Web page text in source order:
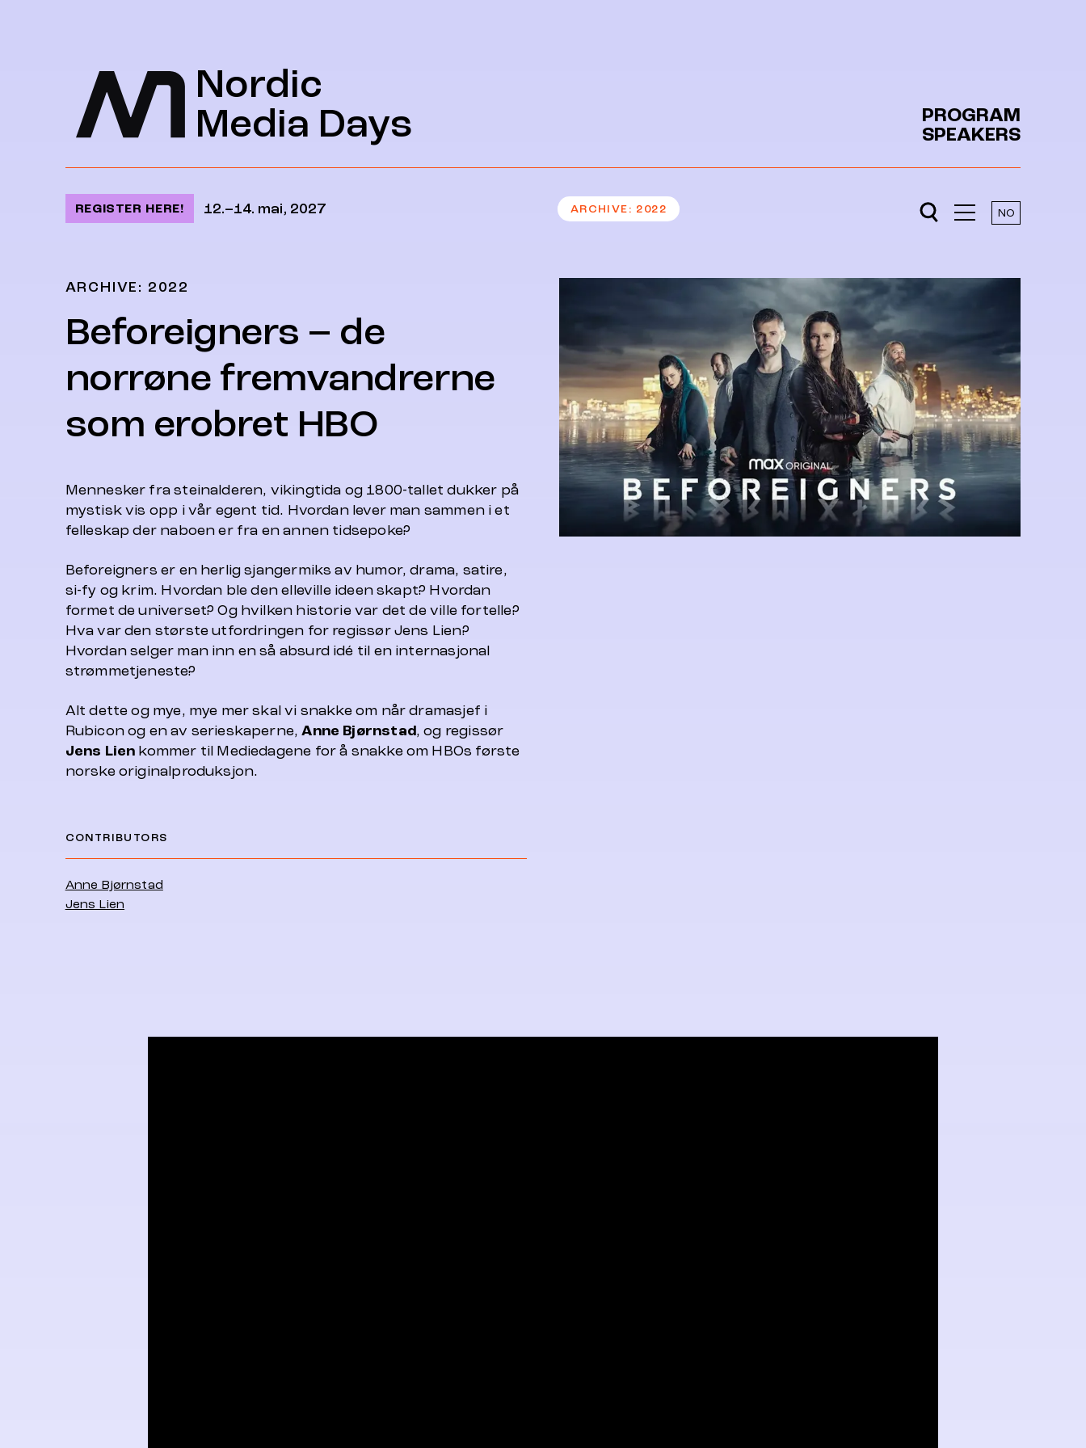
Nordic
Media Days
PROGRAM
SPEAKERS
REGISTER HERE! 12.–14. mai, 2027 ARCHIVE 2022 NO
ARCHIVE: 2022
Beforeigners – de
norrøne fremvandrerne
som erobret HBO
Mennesker fra steinalderen, vikingtida og 1800-tallet dukker på
mystisk vis opp i vår egent tid. Hvordan lever man sammen i et
felleskap der naboen er fra en annen tidsepoke?
Beforeigners er en herlig sjangermiks av humor, drama, satire,
si-fy og krim. Hvordan ble den elleville ideen skapt? Hvordan
formet de universet? Og hvilken historie var det de ville fortelle?
Hva var den største utfordringen for regissør Jens Lien?
Hvordan selger man inn en så absurd idé til en internasjonal
strømmetjeneste?
Alt dette og mye, mye mer skal vi snakke om når dramasjef i
Rubicon og en av serieskaperne,Anne Bjørnstad, og regissør
Jens Lien kommer til Mediedagene for å snakke om HBOs første
norske originalproduksjon.
CONTRIBUTORS
Anne Bjørnstad
Jens Lien